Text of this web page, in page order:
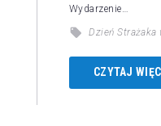
Wydarzenie…
Dzień Strażaka
CZYTAJ